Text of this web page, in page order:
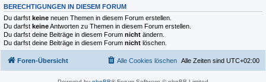
BERECHTIGUNGEN IN DIESEM FORUM
Du darfst keine neuen Themen in diesem Forum erstellen.
Du darfst keineAntworten zu Themen in diesem Forum erstellen.
Du darfst deine Beiträge in diesem Forum nicht ändern.
Du darfst deine Beiträge in diesem Forum nicht löschen.
Foren-Übersicht Alle Zeiten sind UTC+02:00
Alle Cookies löschen